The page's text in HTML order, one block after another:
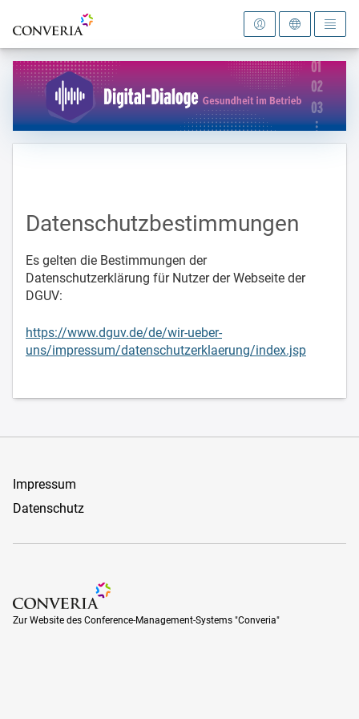
Zur Startseite
Datenschutzbestimmungen
Es gelten die Bestimmungen der
Datenschutzerklärung für Nutzer der Webseite der
DGUV:
https://www.dguv.de/de/wir-ueber-
uns/impressum/datenschutzerklaerung/index.jsp
Impressum
Datenschutz
Zur Website des Conference-Management-Systems
Zur Website des Conference-Management-Systems "Converia"